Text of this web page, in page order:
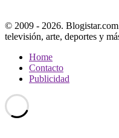
© 2009 - 2026.
televisión, arte, deportes y
Home
Contacto
Publicidad